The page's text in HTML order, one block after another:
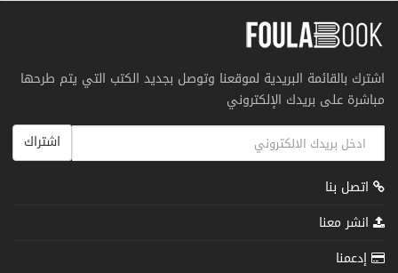
اشترك بالقائمة البريدية لموقعنا وتوصل بجديد الكتب التي يتم طرحها
مباشرة على بريدك الإلكتروني
اشتراك
اتصل بنا
انشر معنا
إدعمنا